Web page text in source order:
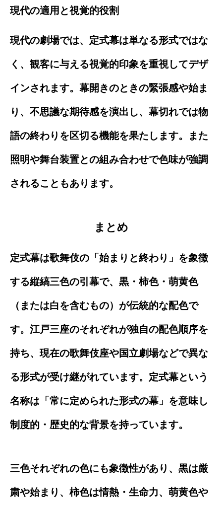
現代の適用と視覚的役割
現代の劇場では、定式幕は単なる形式ではな
く、観客に与える視覚的印象を重視してデザ
インされます。幕開きのときの緊張感や始ま
り、不思議な期待感を演出し、幕切れでは物
語の終わりを区切る機能を果たします。また
照明や舞台装置との組み合わせで色味が強調
されることもあります。
まとめ
定式幕は歌舞伎の「始まりと終わり」を象徴
する縦縞三色の引幕で、黒・柿色・萌黄色
（または白を含むもの）が伝統的な配色で
す。江戸三座のそれぞれが独自の配色順序を
持ち、現在の歌舞伎座や国立劇場などで異な
る形式が受け継がれています。定式幕という
名称は「常に定められた形式の幕」を意味し
制度的・歴史的な背景を持っています。
三色それぞれの色にも象徴性があり、黒は厳
粛や始まり、柿色は情熱・生命力、萌黄色や